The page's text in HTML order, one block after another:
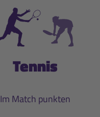
Tennis
Im Match punkten